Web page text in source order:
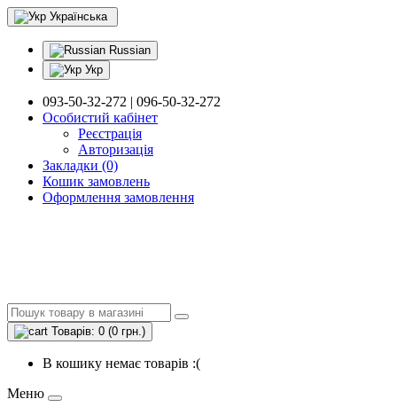
Українська
Russian
Укр
093-50-32-272 | 096-50-32-272
Особистий кабінет
Реєстрація
Авторизація
Закладки (0)
Кошик замовлень
Оформлення замовлення
Товарів: 0 (0 грн.)
В кошику немає товарів :(
Меню